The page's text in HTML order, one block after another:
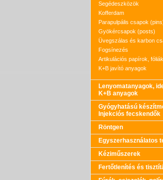
Segédeszközök
Kofferdam
Parapulpális csapok
Gyökércsapok (posts)
Üvegszálas és karbon
Fogsínezés
Artikulációs papírok, fóliák
K+B javító anyagok
Lenyomatanyagok,
K+B anyagok
Gyógyhatású
Injekciós fecskendők
Röntgen
Egyszerhasználatos
Kéziműszerek
Fertőtlenítés és